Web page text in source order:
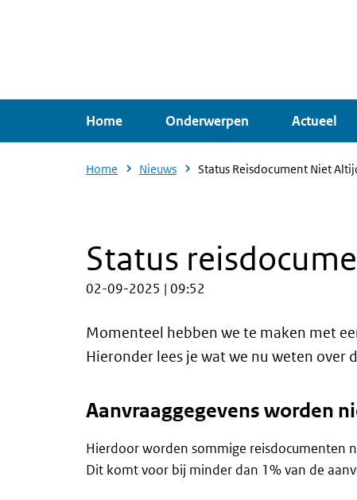
de
gaan
Home Onderwerpen Actueel
Home Nieuws Status Reisdocument Niet
Status
02-09-2025 | 09:52
Momenteel hebben we te maken met
Hieronder lees je wat we nu weten over
Aanvraaggegevens worden
Hierdoor worden sommige reisdocumenten
Dit komt voor bij minder dan 1% van de